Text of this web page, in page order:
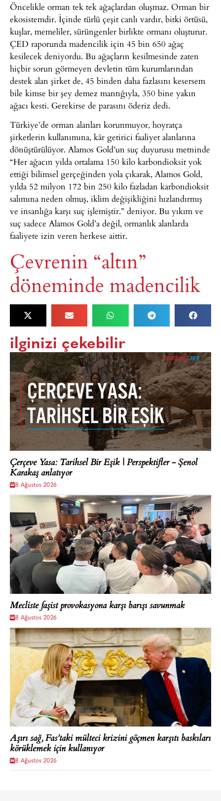
Öncelikle orman tek tek ağaçlardan oluşmaz. Orman bir
ekosistemdir. İçinde türlü çeşit canlı vardır, bitki örtüsü,
kuşlar, memeliler, sürüngenler birlikte ormanı oluşturur.
ÇED raporunda madencilik için 45 bin 650 ağaç
kesilecek deniyordu. Bu ağaçların kesilmesinde zaten
hiçbir sorun görmeyen devletin tüm kurumlarından
destek alan şirket de, 45 binden daha fazlasını kesersem
bile kimse bir şey demez mantığıyla, 350 bine yakın
ağacı kesti. Gerekirse de parasını öderiz dedi.
Türkiye’de orman alanları korunmuyor, hoyratça
şirketlerin kullanımına, kâr getirici faaliyet alanlarına
dönüştürülüyor. Alamos Gold’un suç duyurusu metninde
“Her ağacın yılda ortalama 150 kilo karbondioksit yok
ettiği bilimsel gerçeğinden yola çıkarak, Alamos Gold,
yılda 52 milyon 172 bin 250 kilo fazladan karbondioksit
salımına neden olmuş, iklim değişikliğini hızlandırmış
ve insanlığa karşı suç işlemiştir.” deniyor. Bu yıkım ve
suç sadece Alamos Gold’a değil, ormanlık alanlarda
faaliyete izin veren herkese aittir.
Çevrenin “altın”
döneminde madencilik
ilginizi çekebilir
Çerçeve Yasa: Tarihsel Bir Eşik | Perspektifler - Şenol
Karakaş anlatıyor
8 Ağustos 2026
Mecliste faşist provokasyona karşı barışı savunmak
8 Ağustos 2026
Aşırı sağ, Fas’taki mülteci krizini göçmen karşıtı baskıları
körüklemek için kullanıyor
8 Ağustos 2026